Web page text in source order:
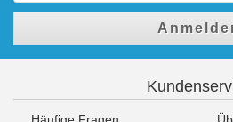
Häufige Fragen